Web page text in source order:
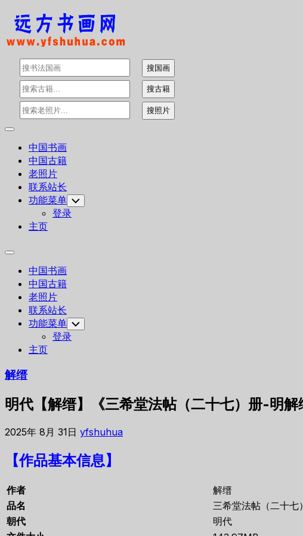
Skip
content
Expand
中国书画
中国古籍
老照片
联系站长
功能菜单 Toggle
Child
Menu
登录
主页
Expand
中国书画
中国古籍
老照片
联系站长
功能菜单 Toggle
Child
Menu
登录
主页
解缙
明代【解缙】《三希堂法帖（二十七）册-明
2025年 8月 31日 yfshuhua
【作品基本信息】
作者
解缙
品名
三希堂法帖（二十
朝代
明代